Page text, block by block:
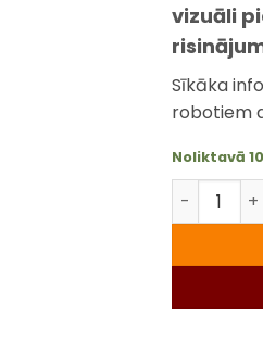
vizuāli
Sīkāka
robotiem
Noliktavā
Yarbo